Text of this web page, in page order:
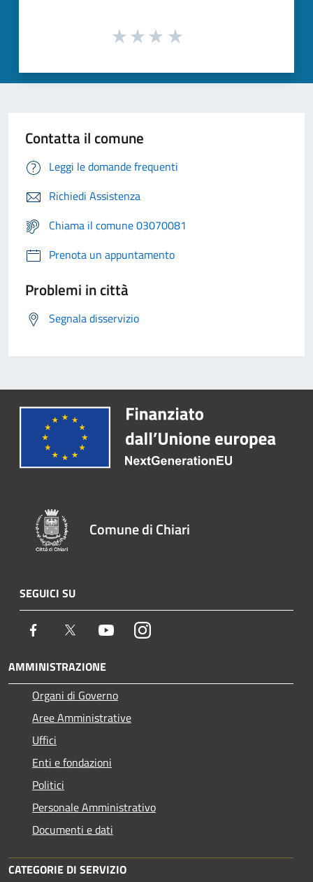
Contatta il comune
Leggi le domande frequenti
Richiedi Assistenza
Chiama il comune 03070081
Prenota un appuntamento
Problemi in città
Segnala disservizio
Comune di Chiari
SEGUICI SU
Facebook Twitter YoutubeInstagram
AMMINISTRAZIONE
Organi di Governo
Aree Amministrative
Uffici
Enti e fondazioni
Politici
Personale Amministrativo
Documenti e dati
CATEGORIE DI SERVIZIO